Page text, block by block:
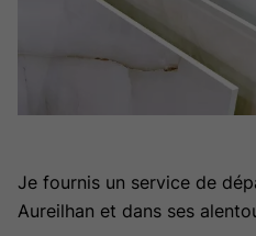
Je fournis un service de
Aureilhan et dans ses